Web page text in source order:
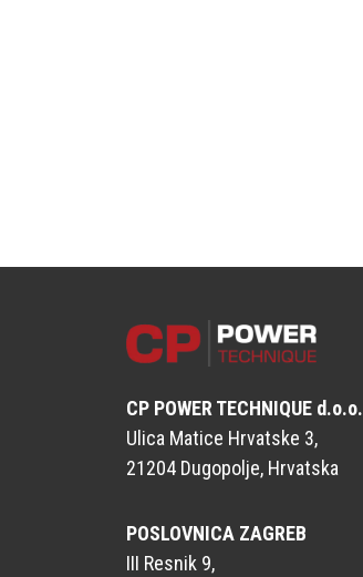
CP POWER TECHNIQUE d.o.o.
Ulica Matice Hrvatske 3,
21204 Dugopolje, Hrvatska
POSLOVNICA ZAGREB
III Resnik 9,